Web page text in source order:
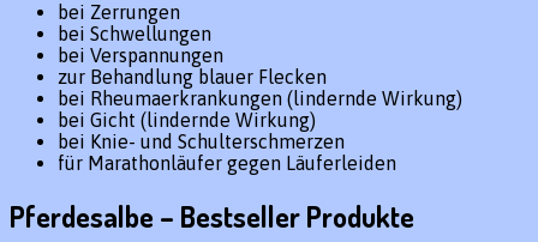
bei Zerrungen
bei Schwellungen
bei Verspannungen
zur Behandlung blauer Flecken
bei Rheumaerkrankungen (lindernde Wirkung)
bei Gicht (lindernde Wirkung)
bei Knie- und Schulterschmerzen
für Marathonläufer gegen Läuferleiden
Pferdesalbe – Bestseller Produkte